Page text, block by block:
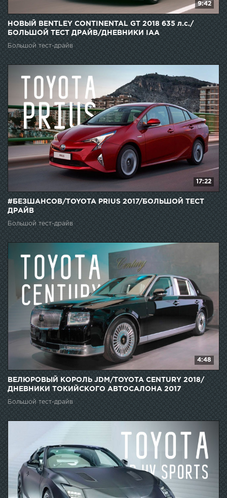
9:42
НОВЫЙ BENTLEY CONTINENTAL GT 2018 635 л.с./
БОЛЬШОЙ ТЕСТ ДРАЙВ/ДНЕВНИКИ IAA
Большой тест-драйв
17:22
#БЕЗШАНСОВ/TOYOTA PRIUS 2017/БОЛЬШОЙ ТЕСТ
ДРАЙВ
Большой тест-драйв
4:48
ВЕЛЮРОВЫЙ КОРОЛЬ JDM/TOYOTA CENTURY 2018/
ДНЕВНИКИ ТОКИЙСКОГО АВТОСАЛОНА 2017
Большой тест-драйв